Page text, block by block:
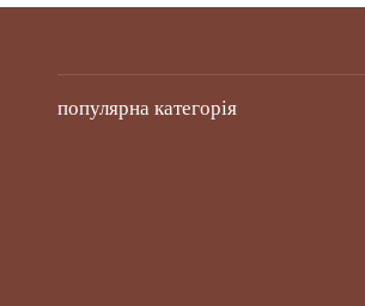
популярна категорія